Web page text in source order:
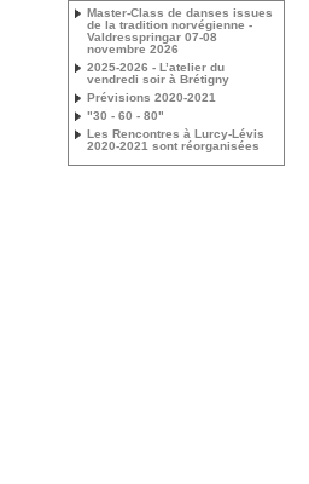
Master-Class de danses issues
de la tradition norvégienne -
Valdresspringar 07-08
novembre 2026
2025-2026 - L’atelier du
vendredi soir à Brétigny
Prévisions 2020-2021
"30 - 60 - 80"
Les Rencontres à Lurcy-Lévis
2020-2021 sont réorganisées